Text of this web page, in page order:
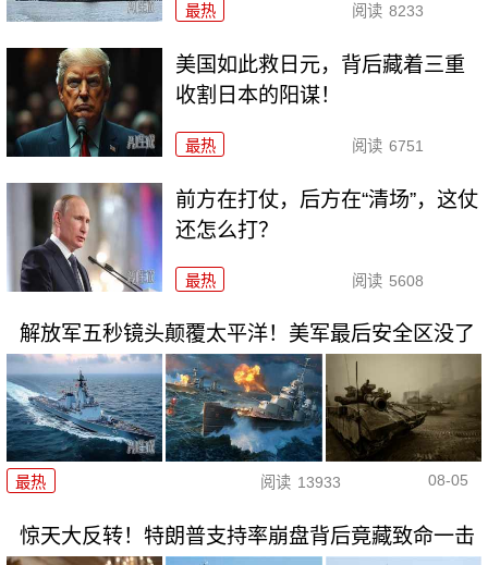
最热 阅读 8233
美国如此救日元，背后藏着三重
收割日本的阳谋！
最热 阅读 6751
前方在打仗，后方在“清场”，这仗
还怎么打？
最热 阅读 5608
解放军五秒镜头颠覆太平洋！美军最后安全区没了
最热 阅读 13933 08-05
惊天大反转！特朗普支持率崩盘背后竟藏致命一击